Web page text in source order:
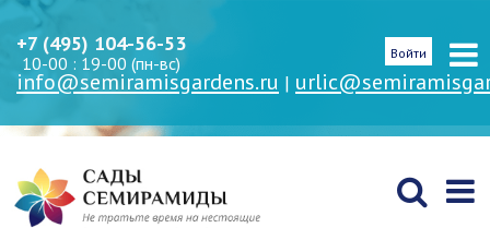
+7 (495) 104-56-53
10-00 : 19-00 (пн-вс)
info@semiramisgardens.ru |
Войти